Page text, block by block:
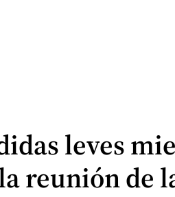
leves
reunión de